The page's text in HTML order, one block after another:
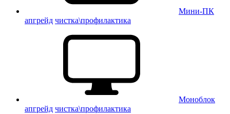
Мини-ПК
апгрейд чистка\профилактика
Моноблок
апгрейд чистка\профилактика